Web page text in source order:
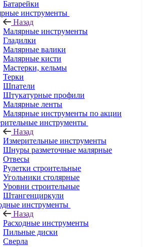
Батарейки
инструменты
Назад
Малярные инструменты
Гладилки
Малярные валики
Малярные кисти
Мастерки, кельмы
Терки
Шпатели
Штукатурные профили
Малярные ленты
Малярные инструменты по акции
инструменты
Назад
Измерительные инструменты
Шнуры разметочные малярные
Отвесы
Рулетки строительные
Угольники столярные
Уровни строительные
Штангенциркули
инструменты
Назад
Расходные инструменты
Пильные диски
Сверла